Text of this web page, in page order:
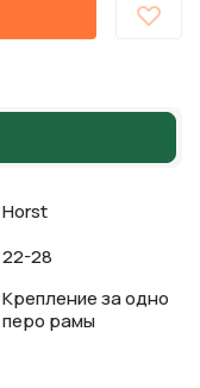
Horst
22-28
Крепление за одно
перо рамы